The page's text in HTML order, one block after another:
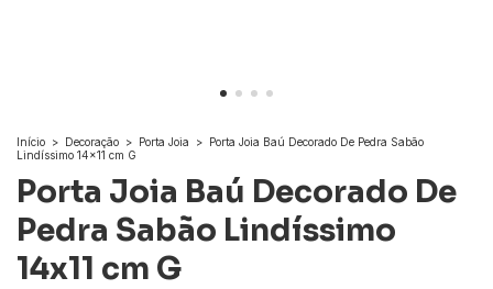
Início > Decoração > Porta Joia > Porta Joia Baú Decorado De Pedra Sabão
Lindíssimo 14x11 cm G
Porta Joia Baú Decorado De
Pedra Sabão Lindíssimo
14x11 cm G